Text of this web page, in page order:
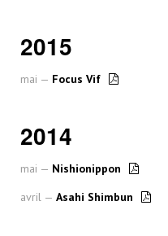
2015
mai — Focus Vif
2014
mai — Nishionippon
avril — Asahi Shimbun